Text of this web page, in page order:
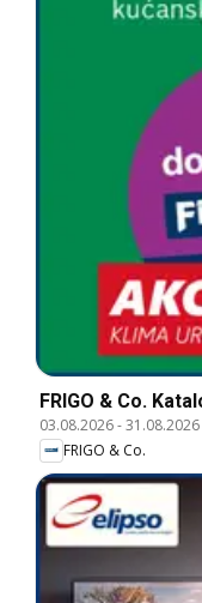
FRIGO & Co.
03.08.2026-31.08.2026
FRIGO & Co.